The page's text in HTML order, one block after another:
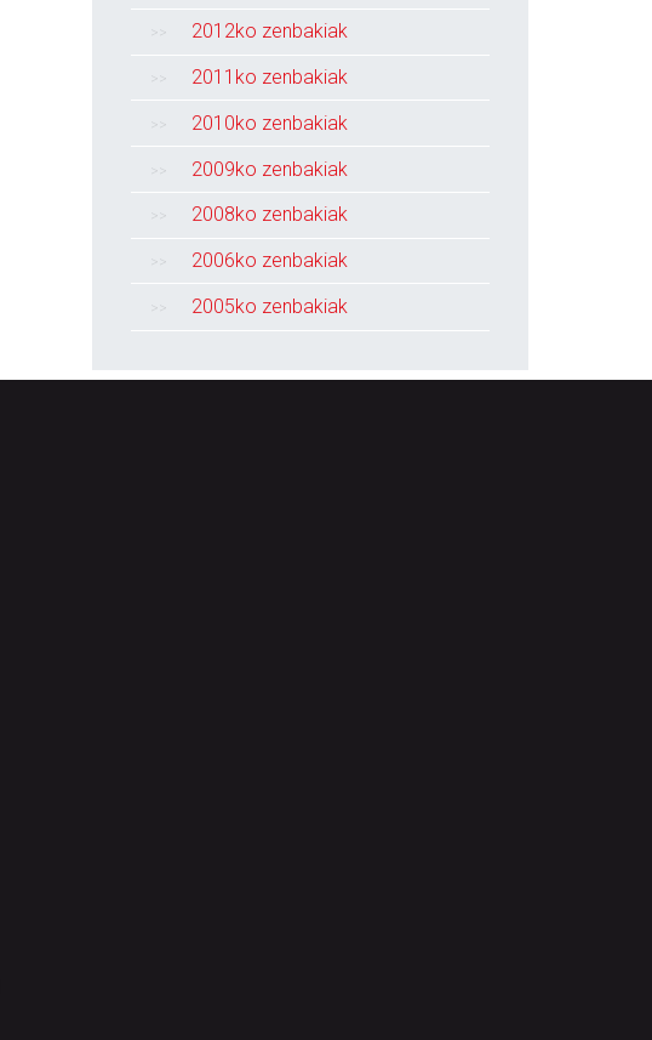
2012ko zenbakiak
2011ko zenbakiak
2010ko zenbakiak
2009ko zenbakiak
2008ko zenbakiak
2006ko zenbakiak
2005ko zenbakiak